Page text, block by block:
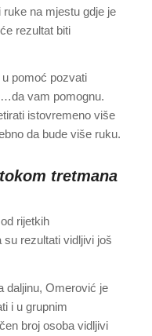
na mjestu gdje je
rezultat biti
pomoć pozvati
vam pomognu.
istovremeno više
da bude više ruku.
tretmana
rijetkih
su rezultati vidljivi još
daljinu, Omerović je
i u grupnim
broj osoba vidljivi